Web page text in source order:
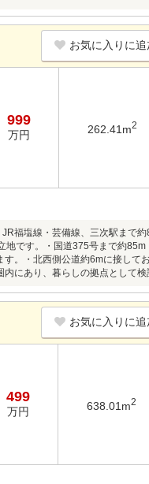
お気に入りに追
999
万円 262.41m2
福塩線・芸備線、三次駅まで
です。・国道375号まで約
。・北西側公道約6mに接して
にあり、暮らしの拠点として検
お気に入りに追
499
万円 638.01m2